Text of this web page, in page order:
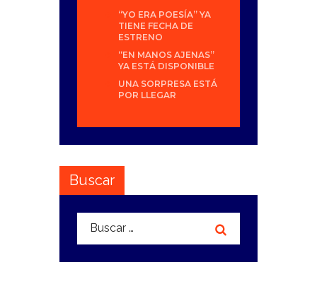
“YO ERA POESÍA” YA
TIENE FECHA DE
ESTRENO
“EN MANOS AJENAS”
YA ESTÁ DISPONIBLE
UNA SORPRESA ESTÁ
POR LLEGAR
Buscar
Buscar: